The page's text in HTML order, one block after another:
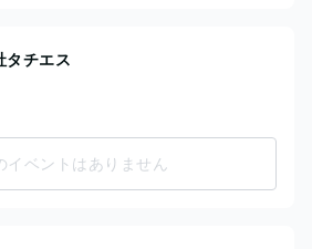
タチエス
イベントはありません